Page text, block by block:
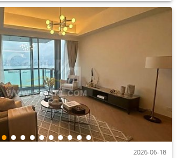
2026-06-18